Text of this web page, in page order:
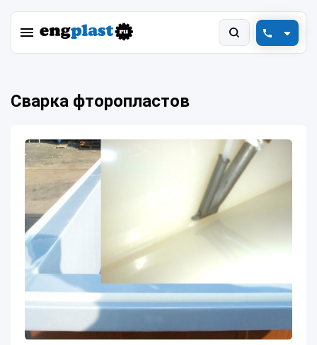
engplast@vink.ru
Сварка фторопластов